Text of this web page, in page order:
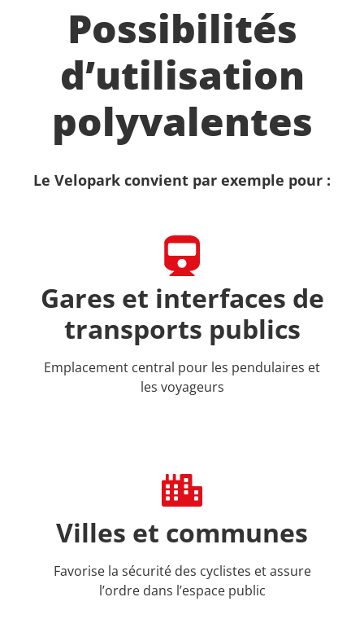
Possibilités
d’utilisation
polyvalentes
Le Velopark convient par exemple pour :
Gares et interfaces de
transports publics
Emplacement central pour les pendulaires et
les voyageurs
Villes et communes
Favorise la sécurité des cyclistes et assure
l’ordre dans l’espace public